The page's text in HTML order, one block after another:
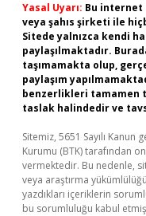
Yasal Uyarı: Bu internet
veya şahıs şirketi ile
Sitede yalnızca kendi
paylaşılmaktadır.
taşımamakta olup,
paylaşım
benzerlikleri tamamen
taslak halindedir ve
Sitemiz, 5651 Sayılı
Kurumu (BTK) tarafından
vermektedir. Bu nedenle,
veya araştırma
yazdıkları içeriklerin
bu sorumluluğu kabul etmiş